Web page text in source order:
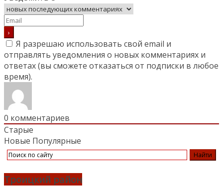
Я разрешаю использовать свой email и
отправлять уведомления о новых комментариях и
ответах (вы cможете отказаться от подписки в любое
время).
0 комментариев
Старые
Новые Популярные
Троицкий район